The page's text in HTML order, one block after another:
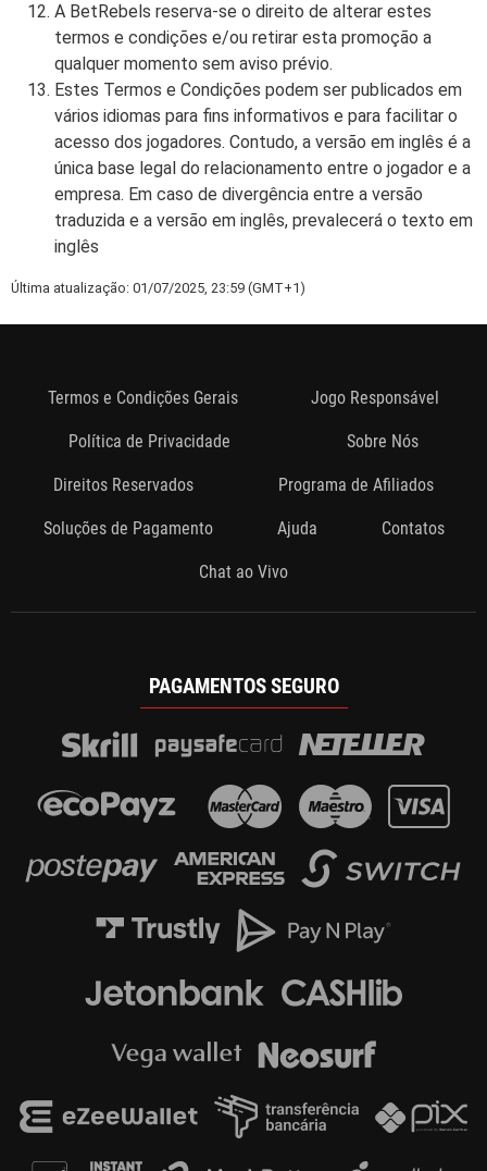
A BetRebels reserva-se o direito de alterar estes
termos e condições e/ou retirar esta promoção a
qualquer momento sem aviso prévio.
Estes Termos e Condições podem ser publicados em
vários idiomas para fins informativos e para facilitar o
acesso dos jogadores. Contudo, a versão em inglês é a
única base legal do relacionamento entre o jogador e a
empresa. Em caso de divergência entre a versão
traduzida e a versão em inglês, prevalecerá o texto em
inglês
Última atualização: 01/07/2025, 23:59 (GMT+1)
Termos e Condições Gerais Jogo Responsável
Política de Privacidade Sobre Nós
Direitos Reservados Programa de Afiliados
Soluções de Pagamento Ajuda Contatos
Chat ao Vivo
PAGAMENTOS SEGURO